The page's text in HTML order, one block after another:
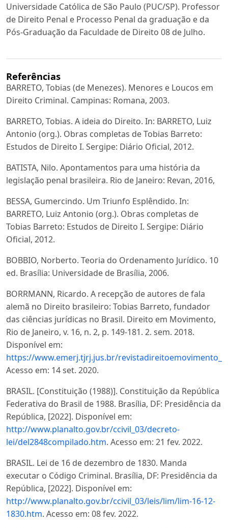
Universidade Católica de São Paulo (PUC/SP). Professor
de Direito Penal e Processo Penal da graduação e da
Pós-Graduação da Faculdade de Direito 08 de Julho.
Referências
BARRETO, Tobias (de Menezes). Menores e Loucos em
Direito Criminal. Campinas: Romana, 2003.
BARRETO, Tobias. A ideia do Direito. In: BARRETO, Luiz
Antonio (org.). Obras completas de Tobias Barreto:
Estudos de Direito I. Sergipe: Diário Oficial, 2012.
BATISTA, Nilo. Apontamentos para uma história da
legislação penal brasileira. Rio de Janeiro: Revan, 2016,
BESSA, Gumercindo. Um Triunfo Esplêndido. In:
BARRETO, Luiz Antonio (org.). Obras completas de
Tobias Barreto: Estudos de Direito I. Sergipe: Diário
Oficial, 2012.
BOBBIO, Norberto. Teoria do Ordenamento Jurídico. 10
ed. Brasília: Universidade de Brasília, 2006.
BORRMANN, Ricardo. A recepção de autores de fala
alemã no Direito brasileiro: Tobias Barreto, fundador
das ciências jurídicas no Brasil. Direito em Movimento,
Rio de Janeiro, v. 16, n. 2, p. 149-181. 2. sem. 2018.
Disponível em:
https://www.emerj.tjrj.jus.br/
Acesso em: 14 set. 2020.
BRASIL. [Constituição (1988)]. Constituição da República
Federativa do Brasil de 1988. Brasília, DF: Presidência da
República, [2022]. Disponível em:
http://www.planalto.gov.br/ccivil_03/decreto-
lei/del2848compilado.htm. Acesso em: 21 fev. 2022.
BRASIL. Lei de 16 de dezembro de 1830. Manda
executar o Código Criminal. Brasília, DF: Presidência da
República, [2022]. Disponível em:
http://www.planalto.gov.br/ccivil_03/leis/lim/lim-16-12-
1830.htm. Acesso em: 08 fev. 2022.